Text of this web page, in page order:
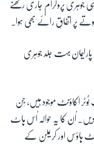
جوہری پروگرام جاری رکھنے
پر اتفاقِ رائے بھی ہوا۔
بہت جلد جوہری
اکاؤنٹ موجود ہیں، جِن
دیں۔ اُن کا یہ حوالہ اُس ہاٹ
ہاؤس اور کریملن کے